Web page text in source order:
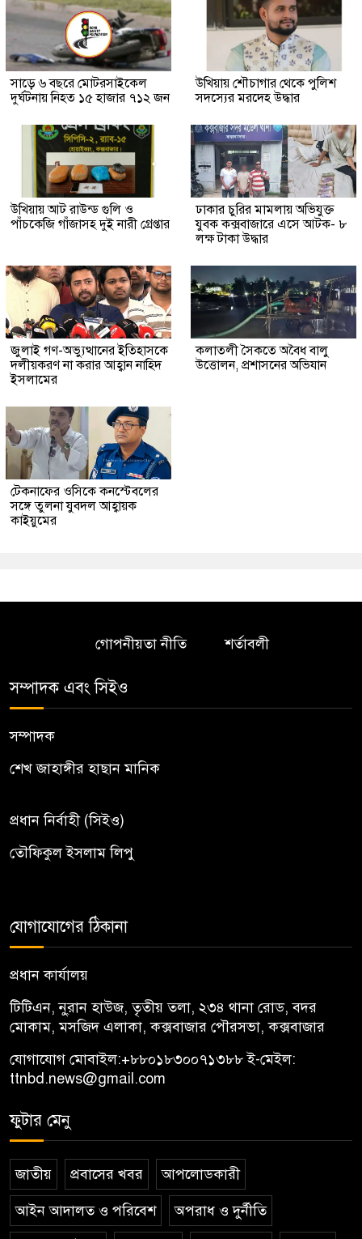
সাড়ে ৬ বছরে মোটরসাইকেল
দুর্ঘটনায় নিহত ১৫ হাজার ৭১২ জন
উখিয়ায় শৌচাগার থেকে পুলিশ
সদস্যের মরদেহ উদ্ধার
উখিয়ায় আট রাউন্ড গুলি ও
পাঁচকেজি গাঁজাসহ দুই নারী গ্রেপ্তার
ঢাকার চুরির মামলায় অভিযুক্ত
যুবক কক্সবাজারে এসে আটক- ৮
লক্ষ টাকা উদ্ধার
জুলাই গণ-অভ্যুত্থানের ইতিহাসকে
দলীয়করণ না করার আহ্বান নাহিদ
ইসলামের
কলাতলী সৈকতে অবৈধ বালু
উত্তোলন, প্রশাসনের অভিযান
টেকনাফের ওসিকে কনস্টেবলের
সঙ্গে তুলনা যুবদল আহ্বায়ক
কাইয়ুমের
গোপনীয়তা নীতি শর্তাবলী
সম্পাদক এবং সিইও
সম্পাদক
শেখ জাহাঙ্গীর হাছান মানিক
প্রধান নির্বাহী (সিইও)
তৌফিকুল ইসলাম লিপু
যোগাযোগের ঠিকানা
প্রধান কার্যালয়
টিটিএন, নু্রান হাউজ, তৃতীয় তলা, ২৩৪ থানা রোড, বদর
মোকাম, মসজিদ এলাকা, কক্সবাজার পৌরসভা, কক্সবাজার
যোগাযোগ মোবাইল:+৮৮০১৮৩০০৭১৩৮৮ই-মেইল:
ttnbd.news@gmail.com
ফুটার মেনু
জাতীয় প্রবাসের খবর আপলোডকারী
আইন আদালত ও পরিবেশ অপরাধ ও দুর্নীতি